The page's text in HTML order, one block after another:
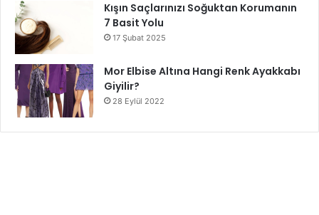
Kışın Saçlarınızı Soğuktan Korumanın
7 Basit Yolu
17 Şubat 2025
Mor Elbise Altına Hangi Renk Ayakkabı
Giyilir?
28 Eylül 2022